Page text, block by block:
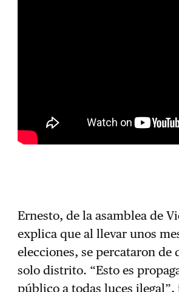
Ernesto, de la asamblea de
explica que al llevar unos
elecciones, se percataron de
solo distrito. “Esto es
público a todas luces